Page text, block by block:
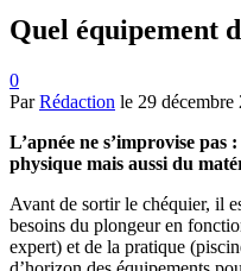
Quel équipement
0
ParRédaction le 29 décembre
L’apnée ne s’improvise
physique mais aussi du
Avant de sortir le chéquier, il
besoins du plongeur en
expert) et de la pratique